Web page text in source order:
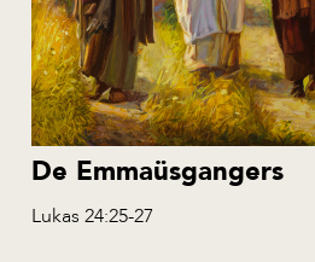
De Emmaüsgangers
Lukas 24:25-27